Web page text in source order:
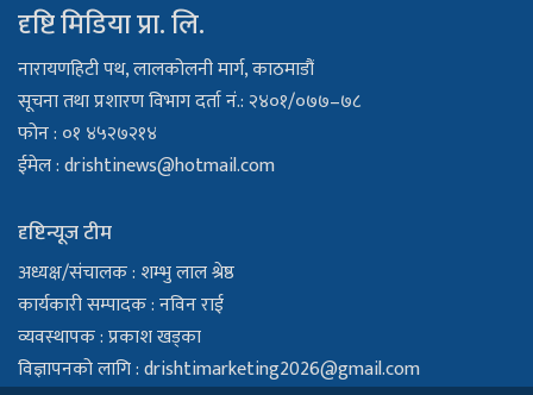
दृष्टि मिडिया प्रा. लि.
नारायणहिटी पथ, लालकोलनी मार्ग, काठमाडौं
सूचना तथा प्रशारण विभाग दर्ता नं.: २४०१/०७७–७८
फोन : ०१ ४५२७२१४
ईमेल :drishtinews@hotmail.com
दृष्टिन्यूज टीम
अध्यक्ष/संचालक : शम्भु लाल श्रेष्ठ
कार्यकारी सम्पादक : नविन राई
व्यवस्थापक : प्रकाश खड्का
विज्ञापनको लागि :drishtimarketing2026@gmail.com